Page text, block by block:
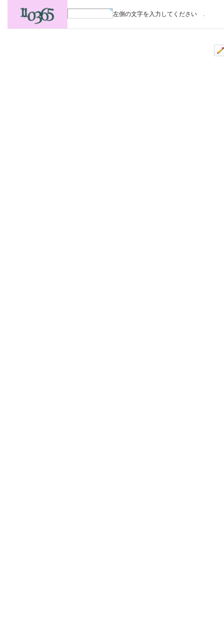
左側の文字を入力してください .